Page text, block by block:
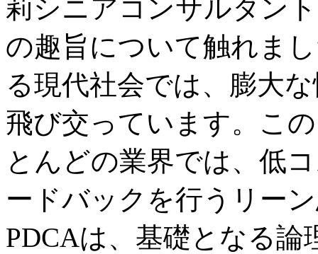
莉シニアコンサルタン
の趣旨について触れま
る現代社会では、膨大
飛び交っています。こ
とんどの業界では、低
ードバックを行うリー
PDCAは、基礎となる